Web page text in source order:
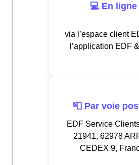
💻 En ligne
via l’espace client
l’application EDF
📮 Par voie
EDF Service
21941, 62978
CEDEX 9,